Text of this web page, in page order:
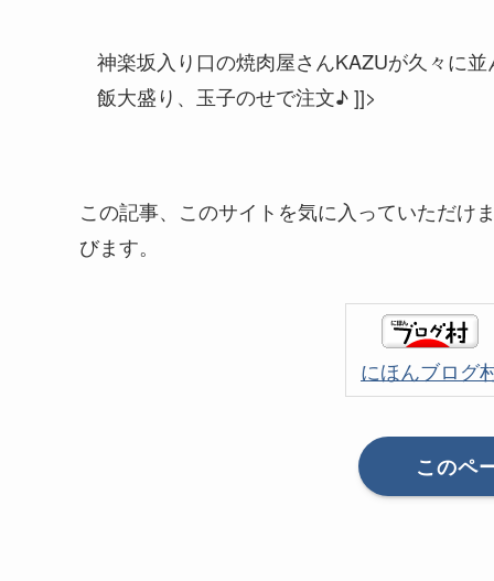
神楽坂入り口の焼肉屋さんKAZUが久々に
飯大盛り、玉子のせで注文♪ ]]>
この記事、このサイトを気に入っていただけ
びます。
にほんブログ
このペ